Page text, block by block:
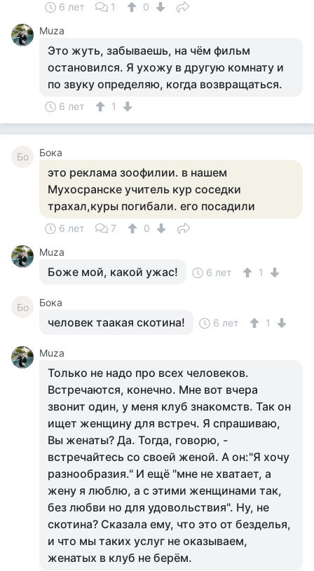
6 лет 1
0
Muza
Это жуть, забываешь, на чём фильм
остановился. Я ухожу в другую комнату и
по звуку определяю, когда возвращаться.
6 лет 1
Бо Бока
это реклама зоофилии. в нашем
Мухосранске учитель кур соседки
трахал,куры погибали. его посадили
6 лет 7
0
Muza
Боже мой, какой ужас! 6 лет 1
Бо Бока
человек таакая скотина! 6 лет 1
Muza
Только не надо про всех человеков.
Встречаются, конечно. Мне вот вчера
звонит один, у меня клуб знакомств. Так он
ищет женщину для встреч. Я спрашиваю,
Вы женаты? Да. Тогда, говорю, -
встречайтесь со своей женой. А он:"Я хочу
разнообразия." И ещё "мне не хватает, а
жену я люблю, а с этими женщинами так,
без любви но для удовольствия". Ну, не
скотина? Сказала ему, что это от безделья,
и что мы таких услуг не оказываем,
женатых в клуб не берём.